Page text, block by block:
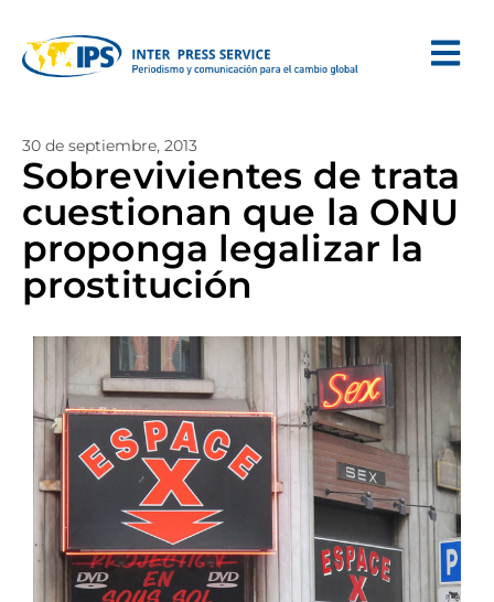
30 de septiembre, 2013
Sobrevivientes de trata
cuestionan que la ONU
proponga legalizar la
prostitución